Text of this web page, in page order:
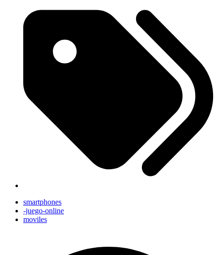
smartphones
-juego-online
moviles